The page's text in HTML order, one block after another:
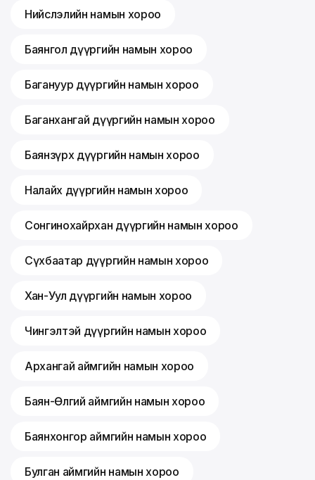
Нийслэлийн намын хороо
Баянгол дүүргийн намын хороо
Багануур дүүргийн намын хороо
Баганхангай дүүргийн намын хороо
Баянзүрх дүүргийн намын хороо
Налайх дүүргийн намын хороо
Сонгинохайрхан дүүргийн намын хороо
Сүхбаатар дүүргийн намын хороо
Хан-Уул дүүргийн намын хороо
Чингэлтэй дүүргийн намын хороо
Архангай аймгийн намын хороо
Баян-Өлгий аймгийн намын хороо
Баянхонгор аймгийн намын хороо
Булган аймгийн намын хороо